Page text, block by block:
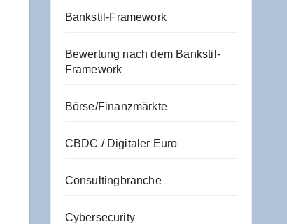
Bankstil-Framework
Bewertung nach dem Bankstil-
Framework
Börse/Finanzmärkte
CBDC / Digitaler Euro
Consultingbranche
Cybersecurity